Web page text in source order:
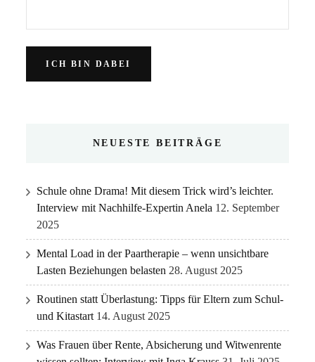
NEUESTE BEITRÄGE
Schule ohne Drama! Mit diesem Trick wird’s leichter.
Interview mit Nachhilfe-Expertin Anela 12. September
2025
Mental Load in der Paartherapie – wenn unsichtbare
Lasten Beziehungen belasten 28. August 2025
Routinen statt Überlastung: Tipps für Eltern zum Schul-
und Kitastart 14. August 2025
Was Frauen über Rente, Absicherung und Witwenrente